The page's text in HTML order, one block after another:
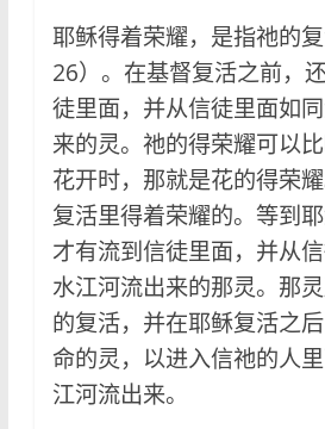
耶稣得着荣耀，是指祂的
26）。在基督复活之前，
徒里面，并从信徒里面如
来的灵。祂的得荣耀可以
花开时，那就是花的得荣
复活里得着荣耀的。等到耶
才有流到信徒里面，并从
水江河流出来的那灵。那
的复活，并在耶稣复活之
命的灵，以进入信祂的人
江河流出来。